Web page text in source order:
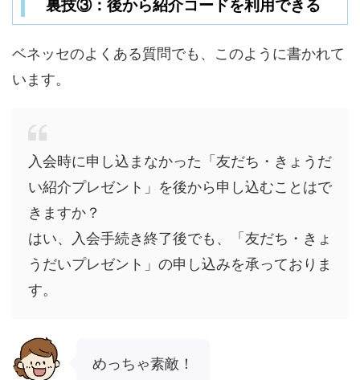
裏技③：後から紹介コードを利用できる
ベネッセのよくある質問でも、このように書かれて
います。
入会時に申し込まなかった「友だち・きょうだ
い紹介プレゼント」を後から申し込むことはで
きますか？
はい、入会手続き終了後でも、「友だち・きょ
うだいプレゼント」の申し込みを承っておりま
す。
めっちゃ素敵！